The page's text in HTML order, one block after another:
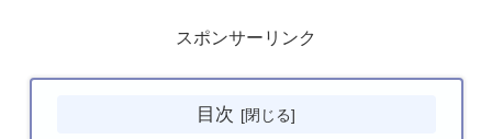
スポンサーリンク
目次